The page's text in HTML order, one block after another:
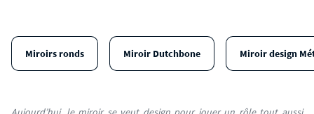
Miroirs ronds Miroir Dutchbone Miroir design